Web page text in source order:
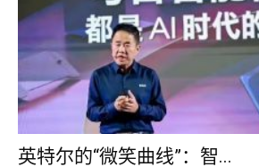
英特尔的“微笑曲线”：智...